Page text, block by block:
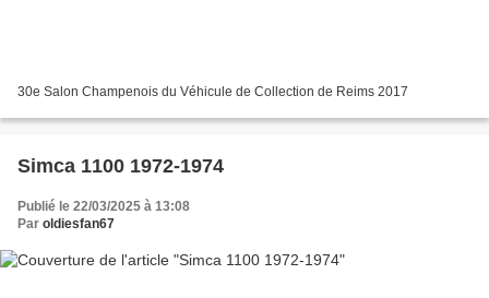
30e Salon Champenois du Véhicule de Collection de Reims 2017
Simca 1100 1972-1974
Publié le 22/03/2025 à 13:08
Par oldiesfan67